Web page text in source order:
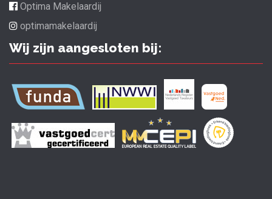
Optima Makelaardij
optimamakelaardij
Wij zijn aangesloten bij: